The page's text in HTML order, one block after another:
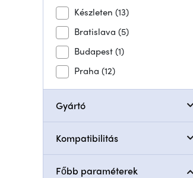
Készleten (13)
Bratislava (5)
Budapest(1)
Praha (12)
Gyártó
Kompatibilitás
Főbb paraméterek